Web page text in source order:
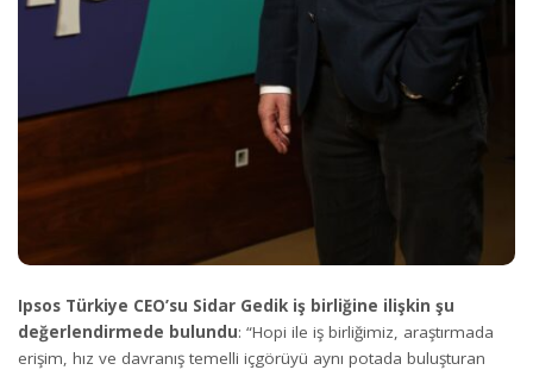
Ipsos Türkiye CEO’su Sidar Gedik iş birliğine ilişkin şu
değerlendirmede bulundu: “Hopi ile iş birliğimiz, araştırmada
erişim, hız ve davranış temelli içgörüyü aynı potada buluşturan